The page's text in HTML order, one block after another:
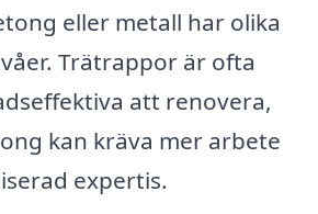
eller metall har olika
Trätrappor är ofta
att renovera,
kan kräva mer arbete
expertis.